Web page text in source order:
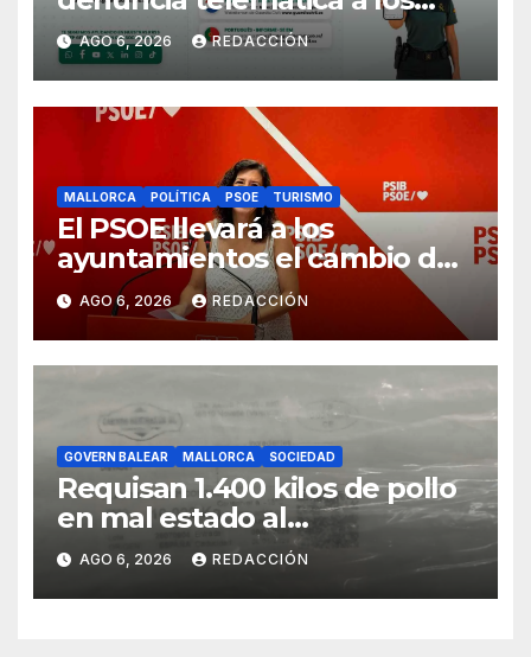
ciudadanos europeos
AGO 6, 2026 REDACCIÓN
MALLORCA POLÍTICA PSOE TURISMO
El PSOE llevará a los
ayuntamientos el cambio de
modelo turístico y de vivienda
AGO 6, 2026 REDACCIÓN
GOVERN BALEAR MALLORCA SOCIEDAD
Requisan 1.400 kilos de pollo
en mal estado al
transportarse sin refrigerar
AGO 6, 2026 REDACCIÓN